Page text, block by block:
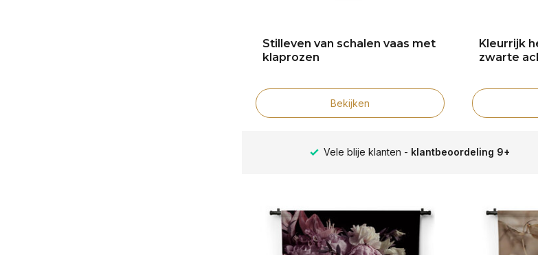
Stilleven van schalen vaas met
klaprozen
Bekijken
Kleurrijk
zwarte
Grootste collectie - ruim 600+ wandkleden